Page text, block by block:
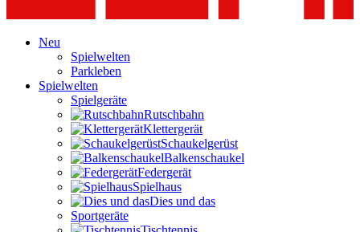
Neu
Spielwelten
Parkleben
Spielwelten
Spielgeräte
Rutschbahn
Klettergerät
Schaukelgerüst
Balkenschaukel
Federgerät
Spielhaus
Dies und das
Sportgeräte